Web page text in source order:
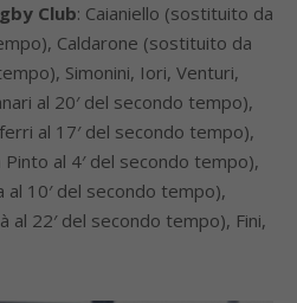
Club: Caianiello (sostituito da
Caldarone (sostituito da
Simonini, Iori, Venturi,
al 20′ del secondo tempo),
al 17′ del secondo tempo),
al 4′ del secondo tempo),
10′ del secondo tempo),
al 22′ del secondo tempo), Fini,